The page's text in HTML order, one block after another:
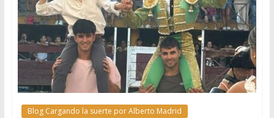
Blog Cargando la suerte por Alberto Madrid